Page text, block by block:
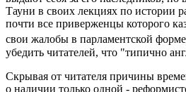
Тауни в своих лекциях по истории
почти все приверженцы которого
свои жалобы в парламентской
убедить читателей, что "типично
Скрывая от читателя причины
о наличии только одной -